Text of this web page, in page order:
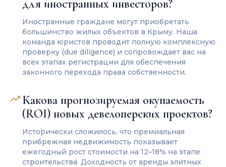
для иностранных инвесторов?
Иностранные граждане могут приобретать
большинство жилых объектов в Крыму. Наша
команда юристов проводит полную комплексную
проверку (due diligence) и сопровождает вас на
всех этапах регистрации для обеспечения
законного перехода права собственности.
Какова прогнозируемая окупаемость
(ROI) новых девелоперских проектов?
Исторически сложилось, что премиальная
прибрежная недвижимость показывает
ежегодный рост стоимости на 12–18% на этапе
строительства. Доходность от аренды элитных